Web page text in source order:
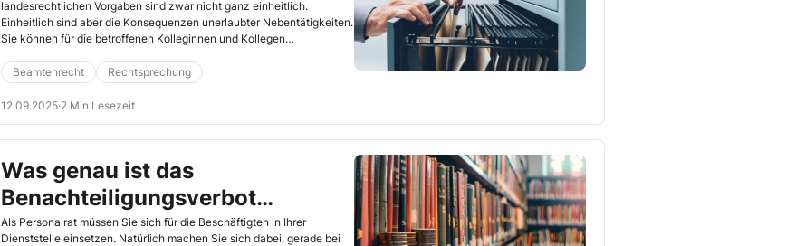
landesrechtlichen Vorgaben sind zwar nicht ganz einheitlich.
Einheitlich sind aber die Konsequenzen unerlaubter Nebentätigkeiten.
Sie können für die betroffenen Kolleginnen und Kollegen
Koblenz im Fall eines als GmbH-Geschäftsführer agierenden
Polizeibeamten gerade bestätigt (30.6.2025, Az. 3 A 10419/25).
Beamtenrecht Rechtsprechung
12.09.2025·2 Min Lesezeit
Was genau ist das
Benachteiligungsverbot
gegenüber Amtsträgern?
Als Personalrat müssen Sie sich für die Beschäftigten in Ihrer
Dienststelle einsetzen. Natürlich machen Sie sich dabei, gerade bei